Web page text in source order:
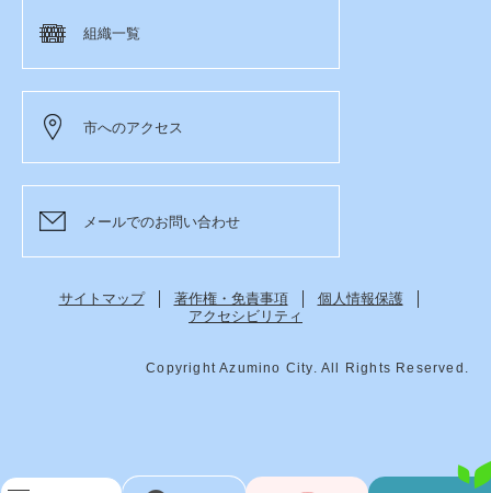
組織一覧
市へのアクセス
メールでのお問い合わせ
サイトマップ 著作権・免責事項
個人情報保護
アクセシビリティ
Copyright Azumino City. All Rights Reserved.